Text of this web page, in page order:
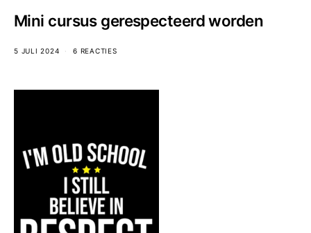
Mini cursus gerespecteerd worden
5 JULI 2024 6 REACTIES